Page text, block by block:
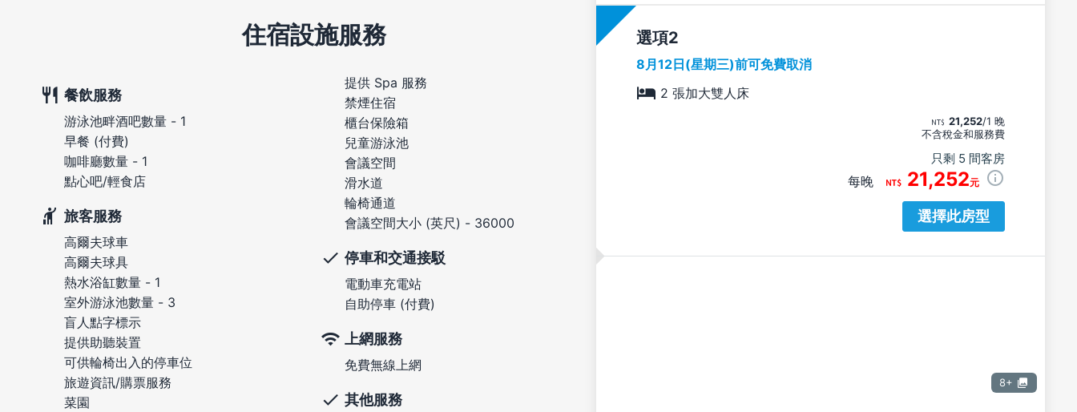
選項
8月12日(星期三)前可免費取消
2 張加大雙人床
21,252/1 晚
不含稅金和服務費
只剩 5 間客房
每晚 21,252元
選擇此房型
8+
住宿設施服務
餐飲服務
游泳池畔酒吧數量 - 1
早餐 (付費)
咖啡廳數量 - 1
點心吧/輕食店
旅客服務
高爾夫球車
高爾夫球具
熱水浴缸數量 - 1
室外游泳池數量 - 3
盲人點字標示
提供助聽裝置
可供輪椅出入的停車位
旅遊資訊/購票服務
菜園
提供 Spa 服務
禁煙住宿
櫃台保險箱
兒童游泳池
會議空間
滑水道
輪椅通道
會議空間大小 (英尺) - 36000
停車和交通接駁
電動車充電站
自助停車 (付費)
上網服務
免費無線上網
其他服務